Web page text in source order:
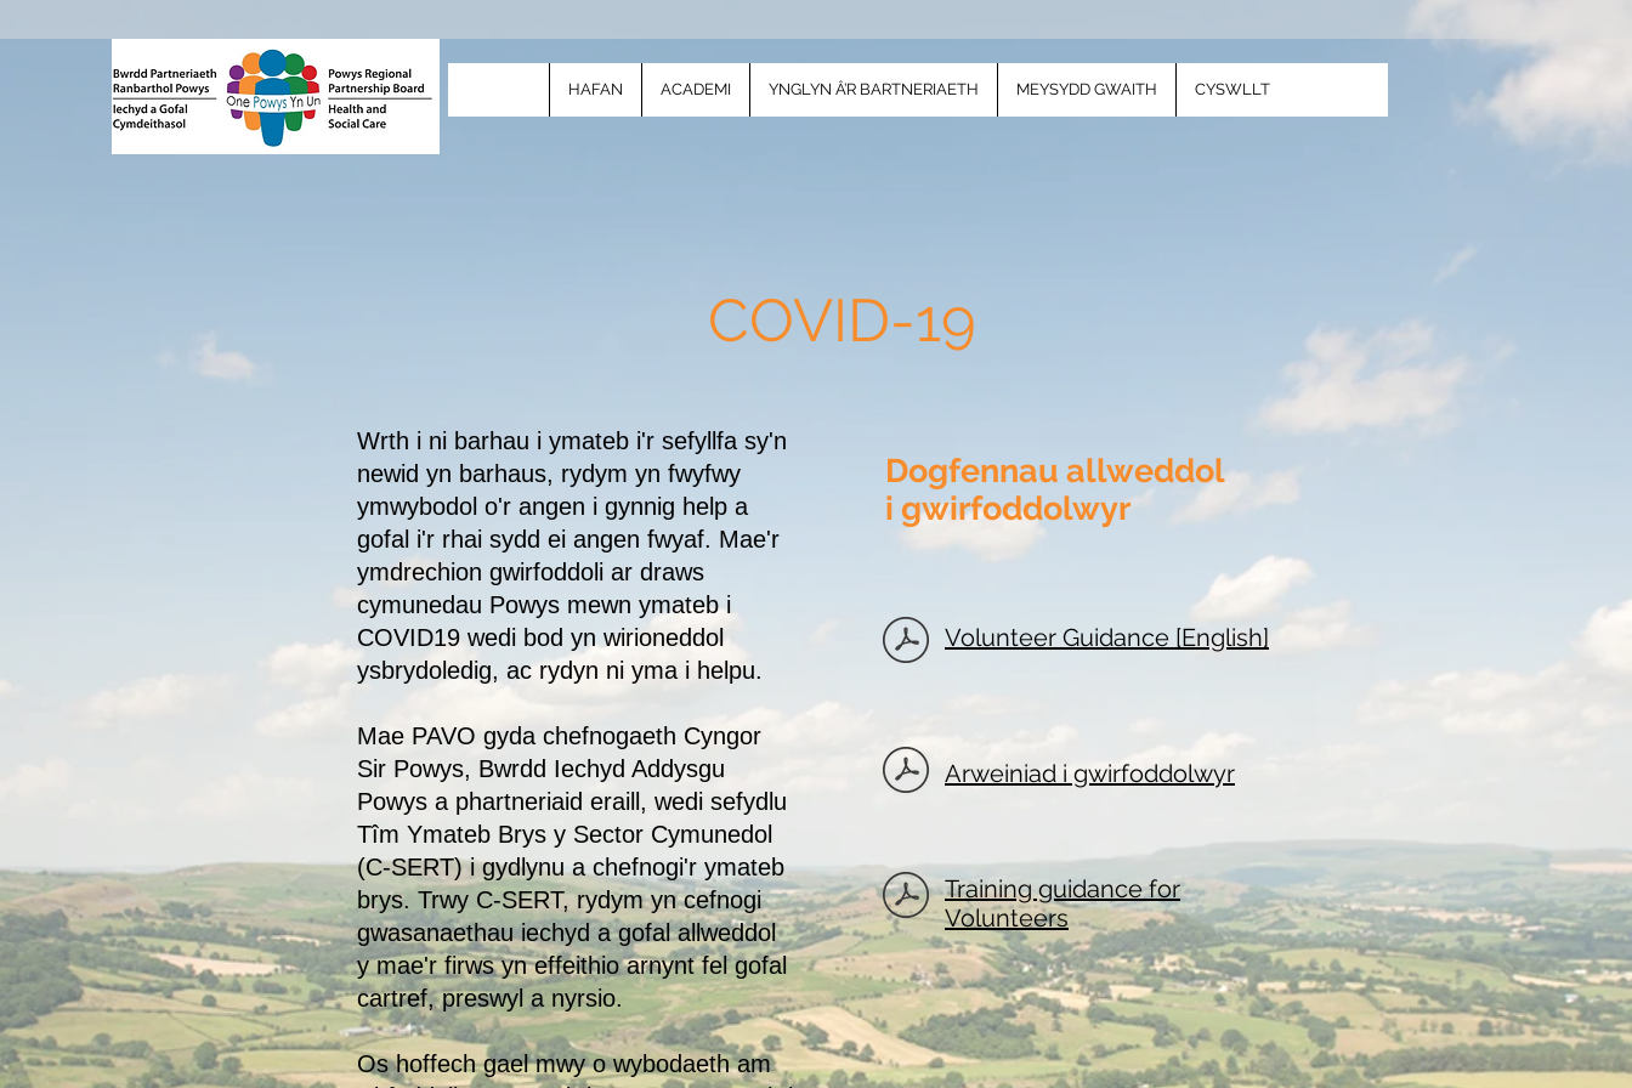
HAFAN ACADEMI YNGLYN Â’R BARTNERIAETH MEYSYDD GWAITH CYSWLLT
COVID-19
Wrth i ni barhau i ymateb i'r sefyllfa sy'n
newid yn barhaus, rydym yn fwyfwy
ymwybodol o'r angen i gynnig help a
gofal i'r rhai sydd ei angen fwyaf. Mae'r
ymdrechion gwirfoddoli ar draws
cymunedau Powys mewn ymateb i
COVID19 wedi bod yn wirioneddol
ysbrydoledig, ac rydyn ni yma i helpu.
Mae PAVO gyda chefnogaeth Cyngor
Sir Powys, Bwrdd Iechyd Addysgu
Powys a phartneriaid eraill, wedi sefydlu
Tîm Ymateb Brys y Sector Cymunedol
(C-SERT) i gydlynu a chefnogi'r ymateb
brys. Trwy C-SERT, rydym yn cefnogi
gwasanaethau iechyd a gofal allweddol
y mae'r firws yn effeithio arnynt fel gofal
cartref, preswyl a nyrsio.
Os hoffech gael mwy o wybodaeth am
Dogfennau allweddol
i gwirfoddolwyr
Volunteer Guidance [English]
Arweiniad i gwirfoddolwyr
Training guidance for
Volunteers